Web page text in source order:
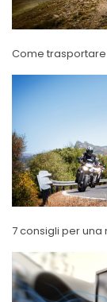
Come
7 consigli per